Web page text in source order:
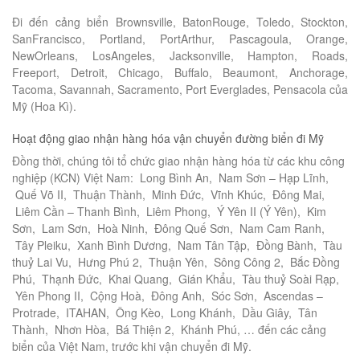
Đi đến cảng biển Brownsville, BatonRouge, Toledo, Stockton,
SanFrancisco, Portland, PortArthur, Pascagoula, Orange,
NewOrleans, LosAngeles, Jacksonville, Hampton, Roads,
Freeport, Detroit, Chicago, Buffalo, Beaumont, Anchorage,
Tacoma, Savannah, Sacramento, Port Everglades, Pensacola của
Mỹ (Hoa Kì).
Hoạt động giao nhận hàng hóa vận chuyển đường biển đi Mỹ
Đồng thời, chúng tôi tổ chức giao nhận hàng hóa từ các khu công
nghiệp (KCN) Việt Nam: Long Bình An, Nam Sơn – Hạp Lĩnh,
Quế Võ II, Thuận Thành, Minh Đức, Vĩnh Khúc, Đông Mai,
Liêm Cần – Thanh Bình, Liêm Phong, Ý Yên II (Ý Yên), Kim
Sơn, Lam Sơn, Hoà Ninh, Đông Quế Sơn, Nam Cam Ranh,
Tây Pleiku, Xanh Bình Dương, Nam Tân Tập, Đồng Bành, Tàu
thuỷ Lai Vu, Hưng Phú 2, Thuận Yên, Sông Công 2, Bắc Đồng
Phú, Thạnh Đức, Khai Quang, Gián Khẩu, Tàu thuỷ Soài Rạp,
Yên Phong II, Cộng Hoà, Đông Anh, Sóc Sơn, Ascendas –
Protrade, ITAHAN, Ông Kèo, Long Khánh, Dầu Giây, Tân
Thành, Nhơn Hòa, Bá Thiện 2, Khánh Phú, … đến các cảng
biển của Việt Nam, trước khi vận chuyển đi Mỹ.